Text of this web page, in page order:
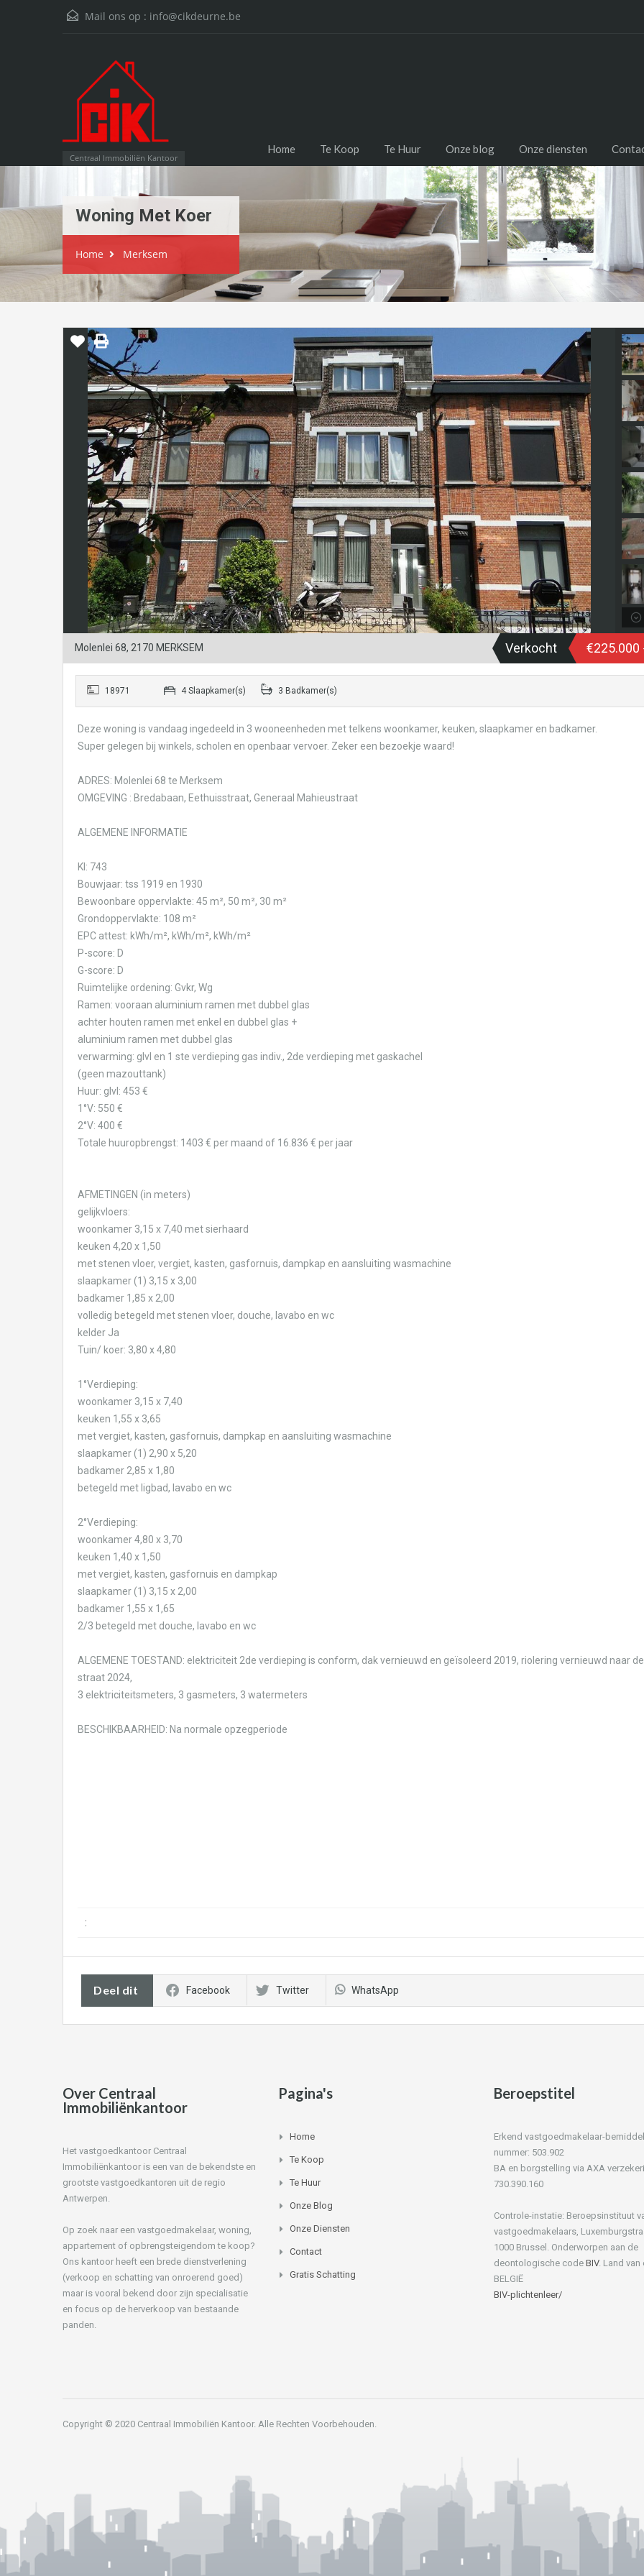
Mail ons op : info@cikdeurne.be
Centraal Immobiliën Kantoor
Home Te Koop Te Huur Onze blog Onze diensten
Woning Met Koer
Home Merksem
Molenlei 68, 2170 MERKSEM Verkocht €225.000
18971 4 Slaapkamer(s) 3 Badkamer(s)
Deze woning is vandaag ingedeeld in 3 wooneenheden met telkens woonkamer, keuken, slaapkamer en badkamer.
Super gelegen bij winkels, scholen en openbaar vervoer. Zeker een bezoekje waard!
ADRES: Molenlei 68 te Merksem
OMGEVING : Bredabaan, Eethuisstraat, Generaal Mahieustraat
ALGEMENE INFORMATIE
KI: 743
Bouwjaar: tss 1919 en 1930
Bewoonbare oppervlakte: 45 m², 50 m², 30 m²
Grondoppervlakte: 108 m²
EPC attest: kWh/m², kWh/m², kWh/m²
P-score: D
G-score: D
Ruimtelijke ordening: Gvkr, Wg
Ramen: vooraan aluminium ramen met dubbel glas
achter houten ramen met enkel en dubbel glas +
aluminium ramen met dubbel glas
verwarming: glvl en 1 ste verdieping gas indiv., 2de verdieping met gaskachel
(geen mazouttank)
Huur: glvl: 453 €
1°V: 550 €
2°V: 400 €
Totale huuropbrengst: 1403 € per maand of 16.836 € per jaar
AFMETINGEN (in meters)
gelijkvloers:
woonkamer 3,15 x 7,40 met sierhaard
keuken 4,20 x 1,50
met stenen vloer, vergiet, kasten, gasfornuis, dampkap en aansluiting wasmachine
slaapkamer (1) 3,15 x 3,00
badkamer 1,85 x 2,00
volledig betegeld met stenen vloer, douche, lavabo en wc
kelder Ja
Tuin/ koer: 3,80 x 4,80
1°Verdieping:
woonkamer 3,15 x 7,40
keuken 1,55 x 3,65
met vergiet, kasten, gasfornuis, dampkap en aansluiting wasmachine
slaapkamer (1) 2,90 x 5,20
badkamer 2,85 x 1,80
betegeld met ligbad, lavabo en wc
2°Verdieping:
woonkamer 4,80 x 3,70
keuken 1,40 x 1,50
met vergiet, kasten, gasfornuis en dampkap
slaapkamer (1) 3,15 x 2,00
badkamer 1,55 x 1,65
2/3 betegeld met douche, lavabo en wc
ALGEMENE TOESTAND: elektriciteit 2de verdieping is conform, dak vernieuwd en geïsoleerd 2019, riolering vernieuwd naar de
straat 2024,
3 elektriciteitsmeters, 3 gasmeters, 3 watermeters
BESCHIKBAARHEID: Na normale opzegperiode
:
Deel dit Facebook Twitter WhatsApp
Over Centraal
Immobiliënkantoor
Het vastgoedkantoor Centraal
Immobiliënkantoor is een van de bekendste en
grootste vastgoedkantoren uit de regio
Antwerpen.
Op zoek naar een vastgoedmakelaar, woning,
appartement of opbrengsteigendom te koop?
Ons kantoor heeft een brede dienstverlening
(verkoop en schatting van onroerend goed)
maar is vooral bekend door zijn specialisatie
en focus op de herverkoop van bestaande
panden.
Pagina's
Home
Te Koop
Te Huur
Onze Blog
Onze Diensten
Contact
Gratis Schatting
Beroepstitel
Erkend vastgoedmakelaar-
nummer: 503.902
BA en borgstelling via AXA
730.390.160
Controle-instatie: Beroepsinstituut
vastgoedmakelaars,
1000 Brussel. Onderworpen aan de
deontologische code BIV. Land van
BELGIË
BIV-plichtenleer/
Copyright © 2020 Centraal Immobiliën Kantoor. Alle Rechten Voorbehouden.